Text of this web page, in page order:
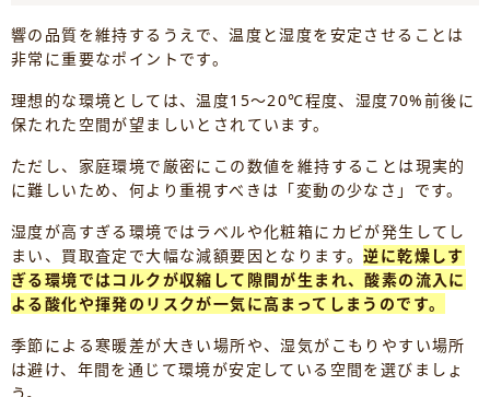
響の品質を維持するうえで、温度と湿度を安定させることは
非常に重要なポイントです。
理想的な環境としては、温度15〜20℃程度、湿度70%前後に
保たれた空間が望ましいとされています。
ただし、家庭環境で厳密にこの数値を維持することは現実的
に難しいため、何より重視すべきは「変動の少なさ」です。
湿度が高すぎる環境ではラベルや化粧箱にカビが発生してし
まい、買取査定で大幅な減額要因となります。逆に乾燥しす
ぎる環境ではコルクが収縮して隙間が生まれ、酸素の流入に
よる酸化や揮発のリスクが一気に高まってしまうのです。
季節による寒暖差が大きい場所や、湿気がこもりやすい場所
は避け、年間を通じて環境が安定している空間を選びましょ